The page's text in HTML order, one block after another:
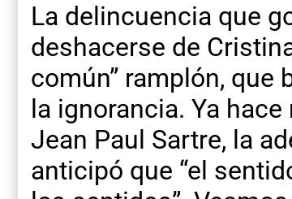
La delincuencia que
deshacerse de
común” ramplón, que
la ignorancia. Ya
Jean Paul Sartre, la
anticipó que “el